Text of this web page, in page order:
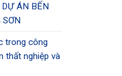
ÁN BẾN
SƠN
trong công
thất nghiệp và